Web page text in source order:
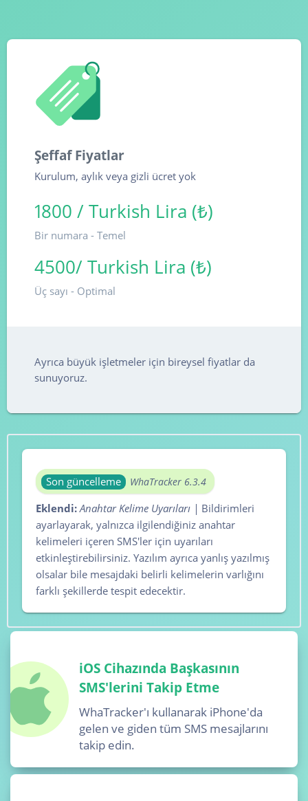
Şeffaf Fiyatlar
Kurulum, aylık veya gizli ücret yok
1800 / Turkish Lira (₺)
Bir numara - Temel
4500/ Turkish Lira (₺)
Üç sayı - Optimal
Ayrıca büyük işletmeler için bireysel fiyatlar da
sunuyoruz.
Son güncelleme WhaTracker 6.3.4
Eklendi: Anahtar Kelime Uyarıları | Bildirimleri
ayarlayarak, yalnızca ilgilendiğiniz anahtar
kelimeleri içeren SMS'ler için uyarıları
etkinleştirebilirsiniz. Yazılım ayrıca yanlış yazılmış
olsalar bile mesajdaki belirli kelimelerin varlığını
farklı şekillerde tespit edecektir.
iOS Cihazında Başkasının
SMS'lerini Takip Etme
WhaTracker'ı kullanarak iPhone'da
gelen ve giden tüm SMS mesajlarını
takip edin.